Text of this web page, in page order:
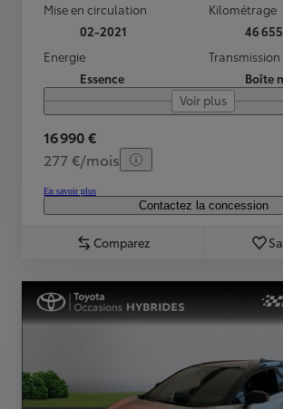
Mise en circulation
02-2021
Kilométrage
46
Energie
Essence
Transmission
Boîte
Voir plus
16 990 €
277 €/mois
En savoir plus
Contactez la concession
Comparez